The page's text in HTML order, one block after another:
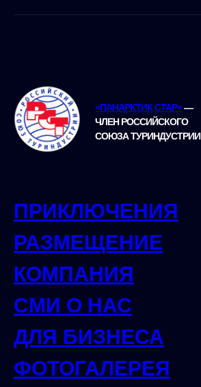
«ПАНАРКТИК СТАР»—
ЧЛЕН РОССИЙСКОГО
СОЮЗА ТУРИНДУСТРИИ
ПРИКЛЮЧЕНИЯ
РАЗМЕЩЕНИЕ
КОМПАНИЯ
СМИ О НАС
ДЛЯ БИЗНЕСА
ФОТОГАЛЕРЕЯ